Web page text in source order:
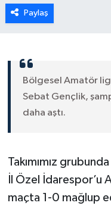
Paylaş
Bölgesel Amatör
Sebat Gençlik,
daha aştı.
Takımımız
İl Özel İdarespor’u
maçta 1-0 mağlup